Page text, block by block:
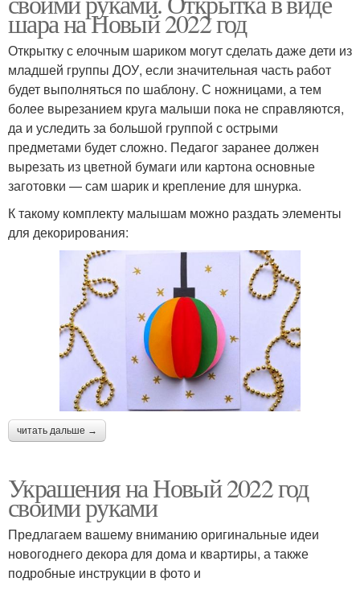
шара на Новый 2022 год
Открытку с елочным шариком могут сделать даже дети из
младшей группы ДОУ, если значительная часть работ
будет выполняться по шаблону. С ножницами, а тем
более вырезанием круга малыши пока не справляются,
да и уследить за большой группой с острыми
предметами будет сложно. Педагог заранее должен
вырезать из цветной бумаги или картона основные
заготовки — сам шарик и крепление для шнурка.
К такому комплекту малышам можно раздать элементы
для декорирования:
читать дальше →
Украшения на Новый 2022 год
своими руками
Предлагаем вашему вниманию оригинальные идеи
новогоднего декора для дома и квартиры, а также
подробные инструкции в фото и